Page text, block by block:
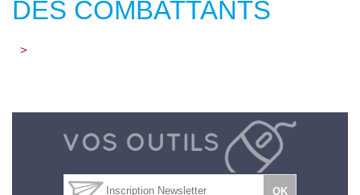
DES COMBATTANTS
>